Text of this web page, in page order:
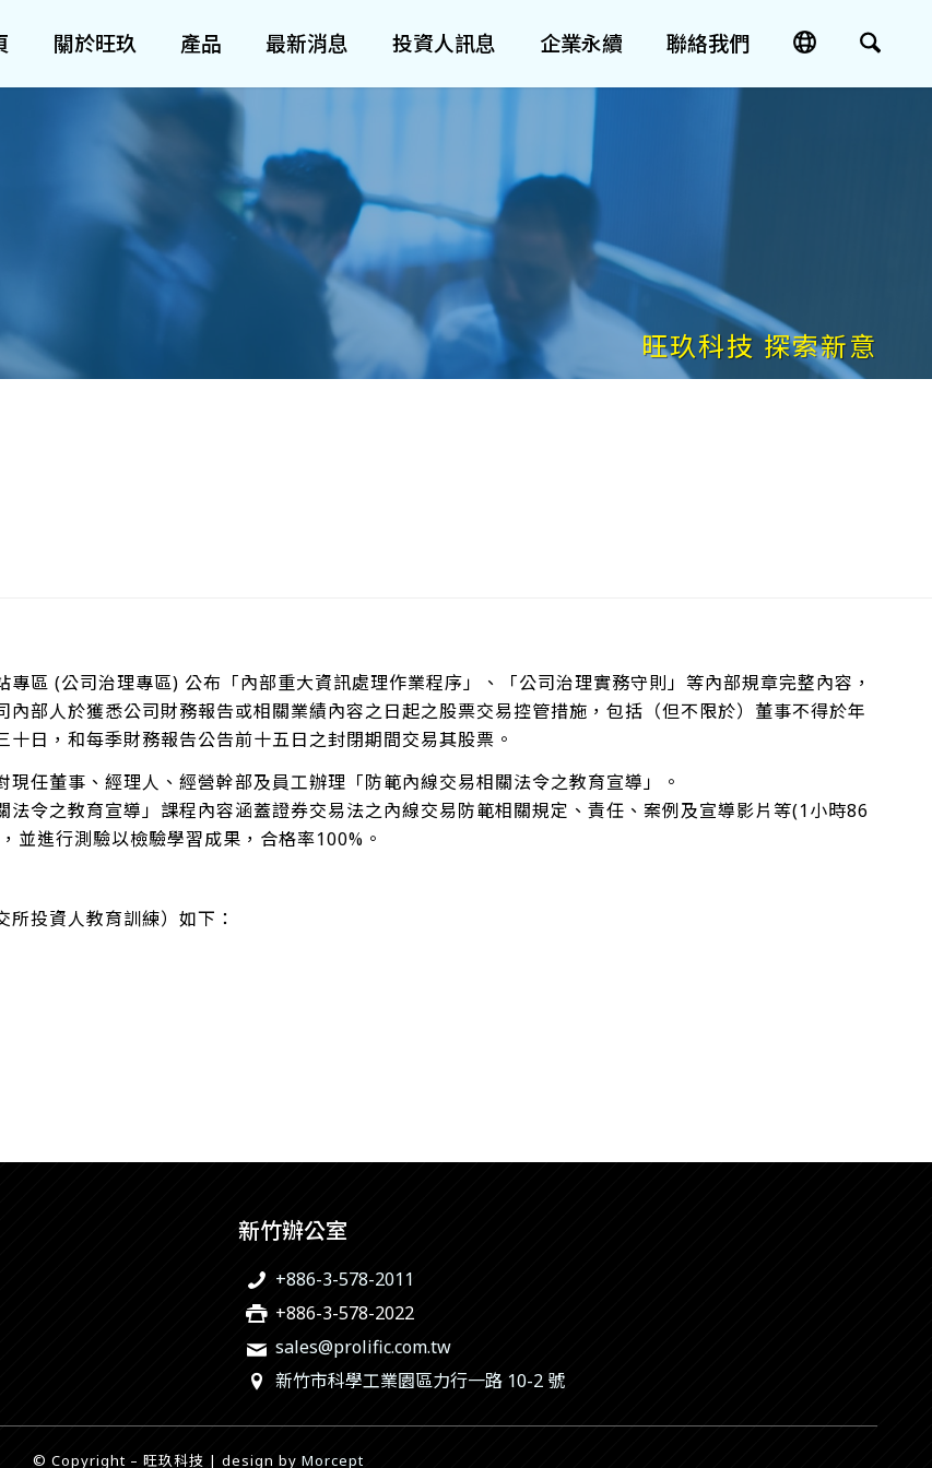
關於旺玖 產品 最新消息 投資人訊息 企業永續 聯絡我們
專區 (公司治理專區) 公布「內部重大資訊處理作業程序」、「公司治理實務守則」等內部規章完整內容，
內部人於獲悉公司財務報告或相關業績內容之日起之股票交易控管措施，包括（但不限於）董事不得於年
十日，和每季財務報告公告前十五日之封閉期間交易其股票。
現任董事、經理人、經營幹部及員工辦理「防範內線交易相關法令之教育宣導」。
法令之教育宣導」課程內容涵蓋證券交易法之內線交易防範相關規定、責任、案例及宣導影片等(1小時86
並進行測驗以檢驗學習成果，合格率100%。
所投資人教育訓練）如下：
新竹辦公室
+886-3-578-2011
+886-3-578-2022
sales@prolific.com.tw
新竹市科學工業園區力行一路 10-2 號
© Copyright – 旺玖科技 | design by Morcept